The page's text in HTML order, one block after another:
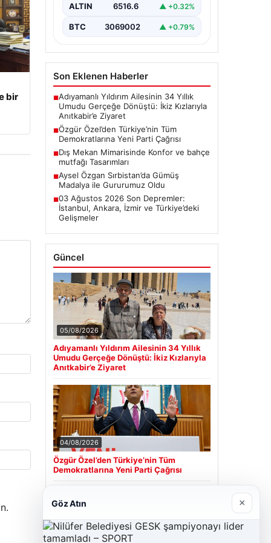
bir
verdi.…
ALTIN 6516.6 ▲ +0.32%
BTC 3069002 ▲ +0.79%
Son Eklenen Haberler
■Adıyamanlı Yıldırım Ailesinin 34 Yıllık
Umudu Gerçeğe Dönüştü: İkiz Kızlarıyla
Anıtkabir’e Ziyaret
■Özgür Özel’den Türkiye’nin Tüm
Demokratlarına Yeni Parti Çağrısı
■Dış Mekan Mimarisinde Konfor ve bahçe
mutfağı Tasarımları
■Aysel Özgan Sırbistan’da Gümüş
Madalya ile Gururumuz Oldu
■03 Ağustos 2026 Son Depremler:
İstanbul, Ankara, İzmir ve Türkiye’deki
Gelişmeler
Güncel
05/08/2026
Adıyamanlı Yıldırım Ailesinin 34 Yıllık
Umudu Gerçeğe Dönüştü: İkiz Kızlarıyla
Anıtkabir’e Ziyaret
04/08/2026
Özgür Özel’den Türkiye’nin Tüm
Demokratlarına Yeni Parti Çağrısı
Son Eklenen Firmalar
Göz Atın ×